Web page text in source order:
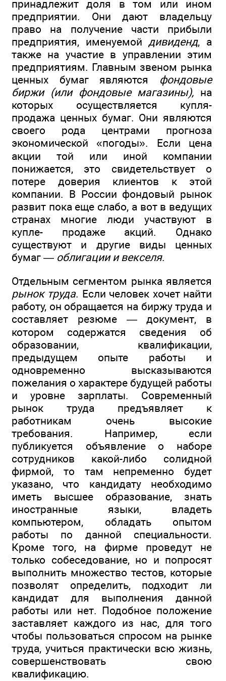
принадлежит доля в том или ином
предприятии. Они дают владельцу
право на получение части прибыли
предприятия, именуемойдивиденд, а
также на участие в управлении этим
предприятиям. Главным звеном рынка
ценных бумаг являются фондовые
биржи (или фондовые магазины), на
которых осуществляется купля-
продажа ценных бумаг. Они являются
своего рода центрами прогноза
экономической «погоды». Если цена
акции той или иной компании
понижается, это свидетельствует о
потере доверия клиентов к этой
компании. В России фондовый рынок
развит пока еще слабо, а вот в ведущих
странах многие люди участвуют в
купле- продаже акций. Однако
существуют и другие виды ценных
бумаг — облигации и векселя.
Отдельным сегментом рынка является
рынок труда. Если человек хочет найти
работу, он обращается на биржу труда и
составляет резюме — документ, в
котором содержатся сведения об
образовании, квалификации,
предыдущем опыте работы и
одновременно высказываются
пожелания о характере будущей работы
и уровне зарплаты. Современный
рынок труда предъявляет к
работникам очень высокие
требования. Например, если
публикуется объявление о наборе
сотрудников какой-либо солидной
фирмой, то там непременно будет
указано, что кандидату необходимо
иметь высшее образование, знать
иностранные языки, владеть
компьютером, обладать опытом
работы по данной специальности.
Кроме того, на фирме проведут не
только собеседование, но и попросят
выполнить множество тестов, которые
позволят определить, подходит ли
кандидат для выполнения данной
работы или нет. Подобное положение
заставляет каждого из нас, для того
чтобы пользоваться спросом на рынке
труда, учиться практически всю жизнь,
совершенствовать свою
квалификацию.